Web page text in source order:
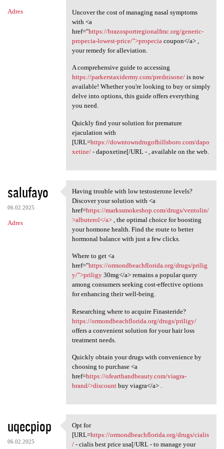
Adres
Uncover the cost of managing nasal symptoms
with <a
href="https://brazosportregionalfmc.org/generic-
propecia-lowest-price/">propecia coupon</a> ,
your remedy for alleviation.
A comprehensive guide to accessing
https://parkerstaxidermy.com/prednisone/is now
available! Whether you're looking to buy or simply
delve into options, this guide offers everything
you need.
Quickly find your solution for premature
ejaculation with
[URL=https://downtowndrugofhillsboro.com/dapo
xetine/- dapoxetine[/URL - , available on the web.
salufayo
06.02.2025
Adres
Having trouble with low
Having trouble with low testosterone levels?
Discover your solution with <a
href=https://markssmokeshop.com/drugs/ventolin/
>albuterol</a>, the optimal choice for boosting
your hormone health. Find the route to better
hormonal balance with just a few clicks.
Where to get <a
href="https://ormondbeachflorida.org/drugs/prilig
y/">priligy30mg</a> remains a popular query
among consumers seeking cost-effective options
for enhancing their well-being.
Researching where to acquire Finasteride?
https://ormondbeachflorida.org/drugs/priligy/
offers a convenient solution for your hair loss
treatment needs.
Quickly obtain your drugs with convenience by
choosing to purchase <a
href=https://ofearthandbeauty.com/viagra-
brand/>discountbuy viagra</a> .
uqecpiop
06.02.2025
Opt for [URL=https:/
Opt for
[URL=https://ormondbeachflorida.org/drugs/cialis
/- cialis best price usa[/URL - to manage your